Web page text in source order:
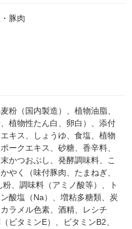
豚肉
粉（国内製造）、植物油脂、
植物性たん白、卵白）、添付
キス、しょうゆ、食塩、植物
ークエキス、砂糖、香辛料、
かつおぶし、発酵調味料、こ
やく（味付豚肉、たまねぎ、
、調味料（アミノ酸等）、ト
酸塩（Na）、増粘多糖類、炭
ラメル色素、酒精、レシチ
ビタミンE）、ビタミンB2、